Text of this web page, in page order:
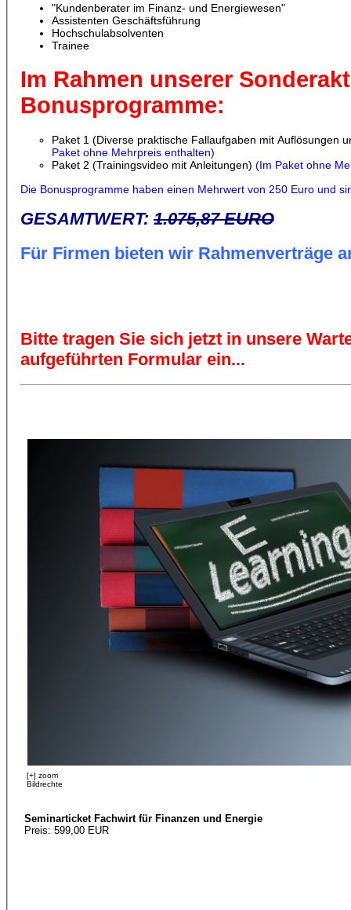
"Kundenberater im Finanz- und Energiewesen"
Assistenten Geschäftsführung
Hochschulabsolventen
Trainee
Im Rahmen unserer
Bonusprogramme:
Paket 1 (Diverse praktische Fallaufgaben mit
Paket ohne Mehrpreis enthalten)
Paket 2 (Trainingsvideo mit Anleitungen) (Im Paket ohne
Die Bonusprogramme haben einen Mehrwert von 250 Euro und
GESAMTWERT: 1.075,87 EURO
Für Firmen bieten wir Rahmenverträge
Bitte tragen Sie sich jetzt in unsere
aufgeführten Formular ein...
[+] zoom
Bildrechte
Seminarticket Fachwirt für Finanzen und Energie
Preis: 599,00 EUR